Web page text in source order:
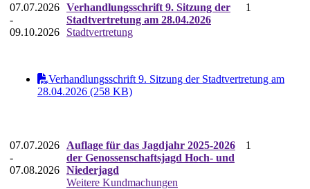
07.07.2026
-
09.10.2026
Verhandlungsschrift 9. Sitzung der
Stadtvertretung am 28.04.2026
Stadtvertretung
1
Verhandlungsschrift 9. Sitzung der Stadtvertretung am
28.04.2026 (258 KB)
07.07.2026
-
07.08.2026
Auflage für das Jagdjahr 2025-2026
der Genossenschaftsjagd Hoch- und
Niederjagd
Weitere Kundmachungen
1